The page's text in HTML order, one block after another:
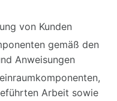
von Kunden
gemäß den
Anweisungen
Arbeit sowie